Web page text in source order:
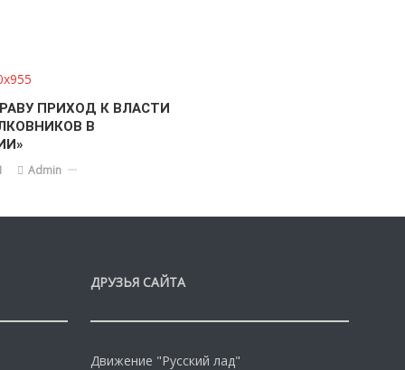
ПРИХОД К ВЛАСТИ
В
Admin
ДРУЗЬЯ САЙТА
Движение "Русский лад"